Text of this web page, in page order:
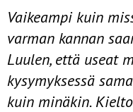
Vaikeampi kuin
varman kannan
Luulen, että useat
kysymyksessä
kuin minäkin.